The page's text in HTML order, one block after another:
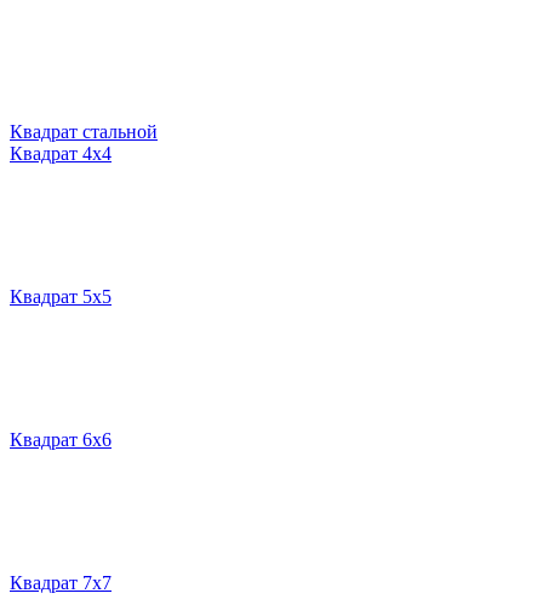
Квадрат стальной
Квадрат 4х4
Квадрат 5х5
Квадрат 6х6
Квадрат 7х7